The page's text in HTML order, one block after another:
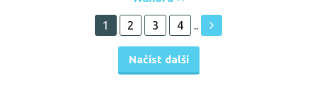
Načíst další
1 2 3 4 ..